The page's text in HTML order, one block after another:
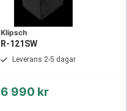
Klipsch
R-121SW
Leverans 2-5 dagar
6 990 kr